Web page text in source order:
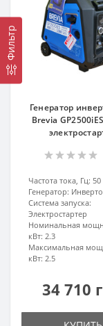
Фильтр
Генератор
Brevia
Частота тока, Гц: 50
Генератор:
Система запуска:
Электростартер
Номинальная
кВт: 2.3
Максимальная
кВт: 2.5
34 710